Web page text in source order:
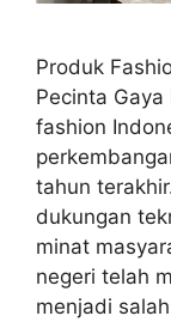
Produk
Pecinta
fashion
tahun
dukungan
minat
negeri telah
menjadi